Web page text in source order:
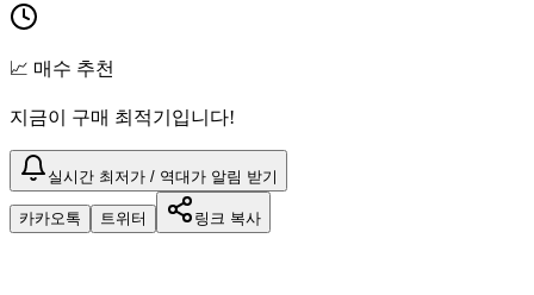
📈 매수 추천
지금이 구매 최적기입니다!
실시간 최저가 / 역대가 알림 받기
카카오톡 트위터 링크 복사